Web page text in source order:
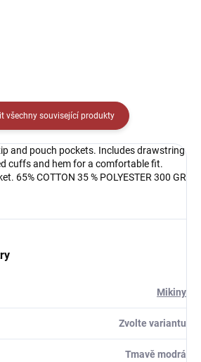
všechny související produkty
and pouch pockets. Includes drawstring
cuffs and hem for a comfortable fit.
65% COTTON 35 % POLYESTER 300 GR
Mikiny
Zvolte variantu
Tmavě modrá